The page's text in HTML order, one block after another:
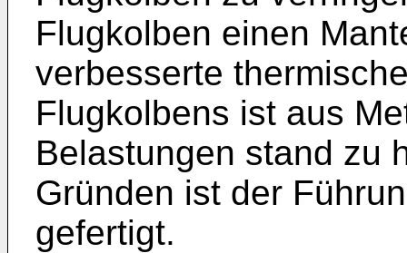
Flugkolben einen
verbesserte
Flugkolbens ist aus
Belastungen stand zu
Gründen ist der
gefertigt.